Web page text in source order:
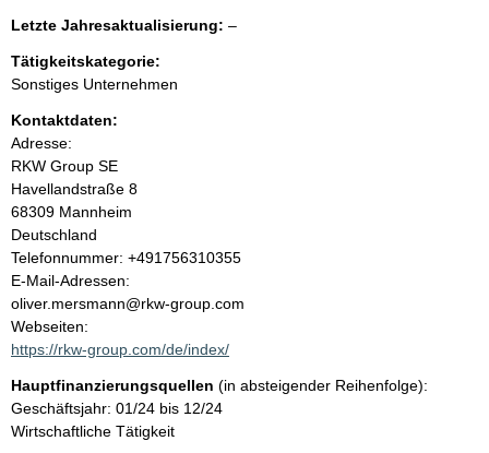
n
i
n
h
a
l
t
r
i
n
e
i
s
e
r
Letzte Jahresaktualisierung: –l
Tätigkeitskategorie:
Sonstiges Unternehmen
Kontaktdaten:
Adresse:
RKW Group SE
Havellandstraße 8
68309 Mannheim
Deutschland
K
o
n
t
a
t
i
n
Telefonnummer: +491756310355
E-Mail-Adressen:
oliver.mersmann@rkw-group.com
Webseiten:
https://rkw-group.com/de/index/
Hauptfinanzierungsquellen (in absteigender Reihenfolge):
Geschäftsjahr: 01/24 bis 12/24
Wirtschaftliche Tätigkeit